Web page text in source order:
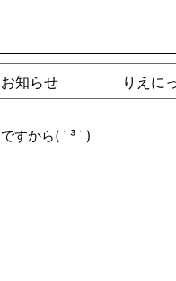
お知らせ りえに
すから( ˙ ³ ˙ )